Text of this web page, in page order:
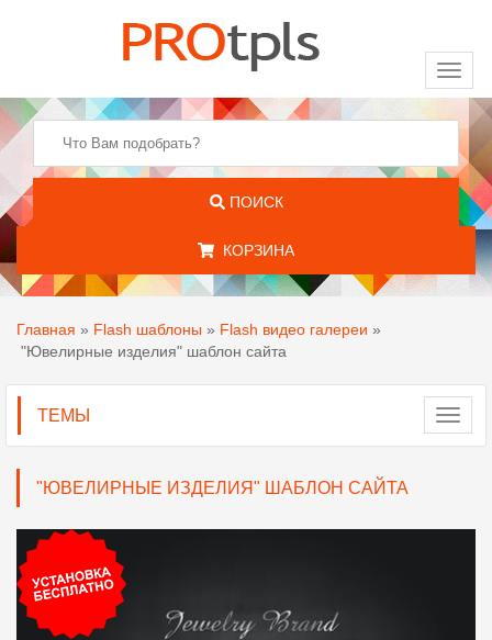
ПОИСК
КОРЗИНА
Главная » Flash шаблоны » Flash видео галереи »
"Ювелирные изделия" шаблон сайта
ТЕМЫ
"ЮВЕЛИРНЫЕ ИЗДЕЛИЯ" ШАБЛОН САЙТА